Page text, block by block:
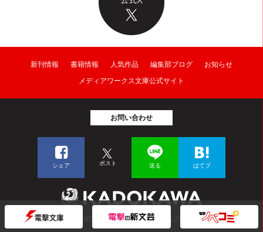
新刊情報 書籍情報 人気作品 編集部ブログ
お知らせ
メディアワークス文庫公式サイト
お問い合わせ
シェア ポスト 送る はてブ
© KADOKAWA CORPORATION 2026